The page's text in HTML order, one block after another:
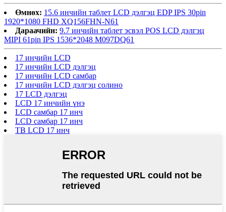
Өмнөх: 15.6 инчийн таблет LCD дэлгэц EDP IPS 30pin
1920*1080 FHD XQ156FHN-N61
Дараачийн: 9.7 инчийн таблет эсвэл POS LCD дэлгэц
MIPI 61pin IPS 1536*2048 M097DQ61
17 инчийн LCD
17 инчийн LCD дэлгэц
17 инчийн LCD самбар
17 инчийн LCD дэлгэц солино
17 LCD дэлгэц
LCD 17 инчийн үнэ
LCD самбар 17 инч
LCD самбар 17 инч
ТВ LCD 17 инч